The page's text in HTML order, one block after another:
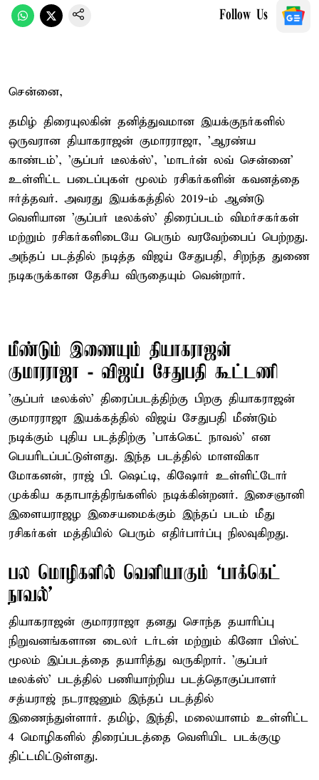
Follow Us
சென்னை,
தமிழ் திரையுலகின் தனித்துவமான இயக்குநர்களில்
ஒருவரான தியாகராஜன் குமாரராஜா, 'ஆரண்ய
காண்டம்', 'சூப்பர் டீலக்ஸ்', 'மாடர்ன் லவ் சென்னை'
உள்ளிட்ட படைப்புகள் மூலம் ரசிகர்களின் கவனத்தை
ஈர்த்தவர். அவரது இயக்கத்தில் 2019-ம் ஆண்டு
வெளியான 'சூப்பர் டீலக்ஸ்' திரைப்படம் விமர்சகர்கள்
மற்றும் ரசிகர்களிடையே பெரும் வரவேற்பைப் பெற்றது.
அந்தப் படத்தில் நடித்த விஜய் சேதுபதி, சிறந்த துணை
நடிகருக்கான தேசிய விருதையும் வென்றார்.
மீண்டும் இணையும் தியாகராஜன்
குமாரராஜா - விஜய் சேதுபதி கூட்டணி
'சூப்பர் டீலக்ஸ்' திரைப்படத்திற்கு பிறகு தியாகராஜன்
குமாரராஜா இயக்கத்தில் விஜய் சேதுபதி மீண்டும்
நடிக்கும் புதிய படத்திற்கு 'பாக்கெட் நாவல்' என
பெயரிடப்பட்டுள்ளது. இந்த படத்தில் மாளவிகா
மோகனன், ராஜ் பி. ஷெட்டி, கிஷோர் உள்ளிட்டோர்
முக்கிய கதாபாத்திரங்களில் நடிக்கின்றனர். இசைஞானி
இளையராஜழ இசையமைக்கும் இந்தப் படம் மீது
ரசிகர்கள் மத்தியில் பெரும் எதிர்பார்ப்பு நிலவுகிறது.
பல மொழிகளில் வெளியாகும் ‘பாக்கெட்
நாவல்’
தியாகராஜன் குமாரராஜா தனது சொந்த தயாரிப்பு
நிறுவனங்களான டைலர் டர்டன் மற்றும் கினோ பிஸ்ட்
மூலம் இப்படத்தை தயாரித்து வருகிறார். 'சூப்பர்
டீலக்ஸ்' படத்தில் பணியாற்றிய படத்தொகுப்பாளர்
சத்யராஜ் நடராஜனும் இந்தப் படத்தில்
இணைந்துள்ளார். தமிழ், இந்தி, மலையாளம் உள்ளிட்ட
4 மொழிகளில் திரைப்படத்தை வெளியிட படக்குழு
திட்டமிட்டுள்ளது.